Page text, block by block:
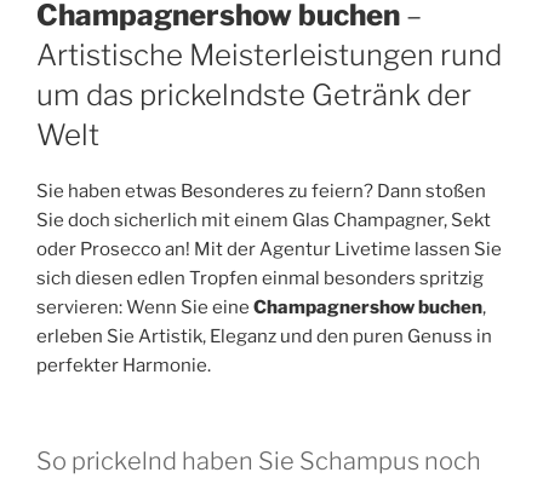
Champagnershow buchen –
Artistische Meisterleistungen rund
um das prickelndste Getränk der
Welt
Sie haben etwas Besonderes zu feiern? Dann stoßen
Sie doch sicherlich mit einem Glas Champagner, Sekt
oder Prosecco an! Mit der Agentur Livetime lassen Sie
sich diesen edlen Tropfen einmal besonders spritzig
servieren: Wenn Sie eine Champagnershow buchen,
erleben Sie Artistik, Eleganz und den puren Genuss in
perfekter Harmonie.
So prickelnd haben Sie Schampus noch